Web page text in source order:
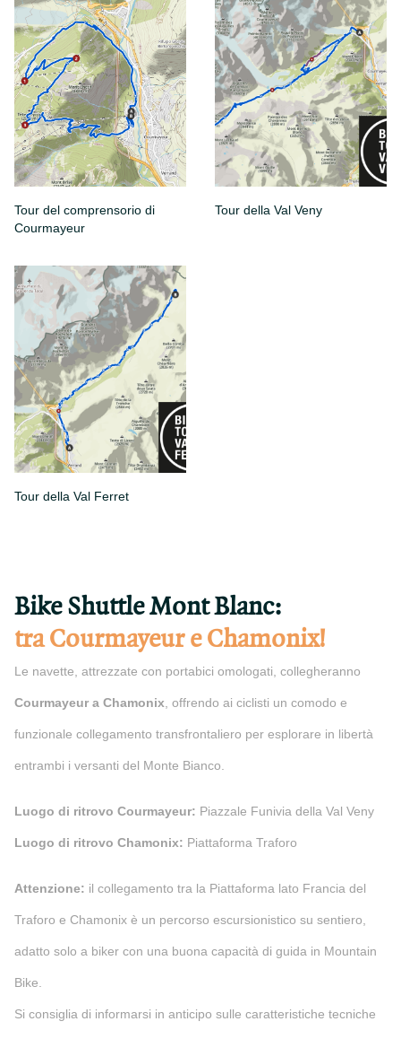
Tour del comprensorio di
Courmayeur
Tour della Val Veny
Tour della Val Ferret
Bike Shuttle Mont Blanc:
tra Courmayeur e Chamonix!
Le navette, attrezzate con portabici omologati, collegheranno
Courmayeur a Chamonix , offrendo ai ciclisti un comodo e
funzionale collegamento transfrontaliero per esplorare in libertà
entrambi i versanti del Monte Bianco.
Luogo di ritrovo Courmayeur: Piazzale Funivia della Val Veny
Luogo di ritrovo Chamonix: Piattaforma Traforo
Attenzione: il collegamento tra la Piattaforma lato Francia del
Traforo e Chamonix è un percorso escursionistico su sentiero,
adatto solo a biker con una buona capacità di guida in Mountain
Bike.
Si consiglia di informarsi in anticipo sulle caratteristiche tecniche